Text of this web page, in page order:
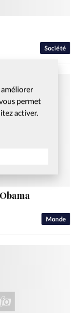
permet
activer.
Société
Monde